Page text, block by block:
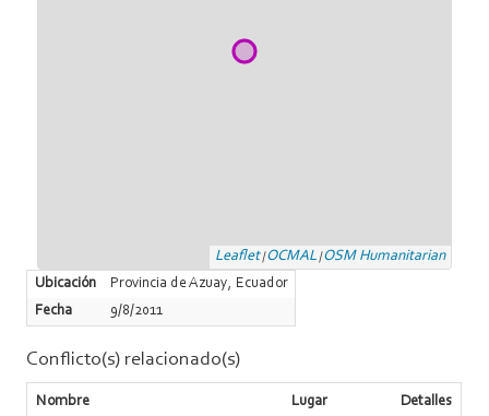
Leaflet|OCMAL |OSM Humanitarian
Ubicación
Provincia de Azuay, Ecuador
Fecha
9/8/2011
Conflicto(s) relacionado(s)
Nombre Lugar Detalles